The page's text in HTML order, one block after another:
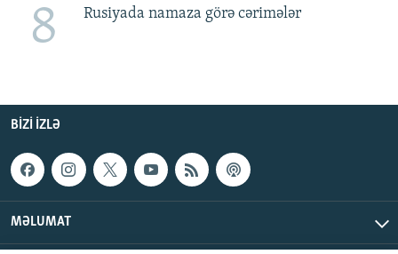
8 Rusiyada namaza görə cərimələr
BIZI IZLƏ
MƏLUMAT